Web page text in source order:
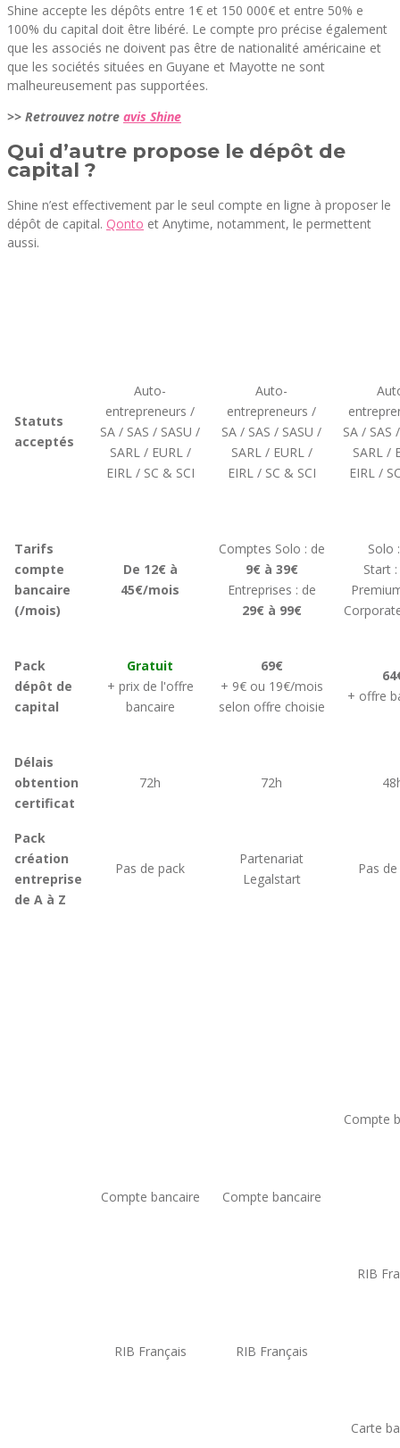
Shine accepte les dépôts entre 1€ et 150 000€ et entre 50% e
100% du capital doit être libéré. Le compte pro précise également
que les associés ne doivent pas être de nationalité américaine et
que les sociétés situées en Guyane et Mayotte ne sont
malheureusement pas supportées.
>> Retrouvez notre avis Shine
Qui d’autre propose le dépôt de
capital ?
Shine n’est effectivement par le seul compte en ligne à proposer le
dépôt de capital. Qonto et Anytime, notamment, le permettent
aussi.
Statuts
acceptés
Auto-
entrepreneurs /
SA / SAS / SASU /
SARL / EURL /
EIRL / SC & SCI
Auto-
entrepreneurs /
SA / SAS / SASU /
SARL / EURL /
EIRL / SC & SCI
SA / SAS
SARL /
EIRL /
Tarifs
compte
bancaire
(/mois)
De 12€ à
45€/mois
Comptes Solo : de
9€ à 39€
Entreprises : de
29€ à 99€
Solo
Start :
Pack
dépôt de
capital
Gratuit
+ prix de l'offre
bancaire
69€
+ 9€ ou 19€/mois
selon offre choisie
+ offre
Délais
obtention
certificat
72h 72h
Pack
création
entreprise
de A à Z
Pas de pack
Partenariat
Legalstart
Pas
Compte bancaire
RIB Français
Compte bancaire
RIB Français
Compte
RIB
Carte